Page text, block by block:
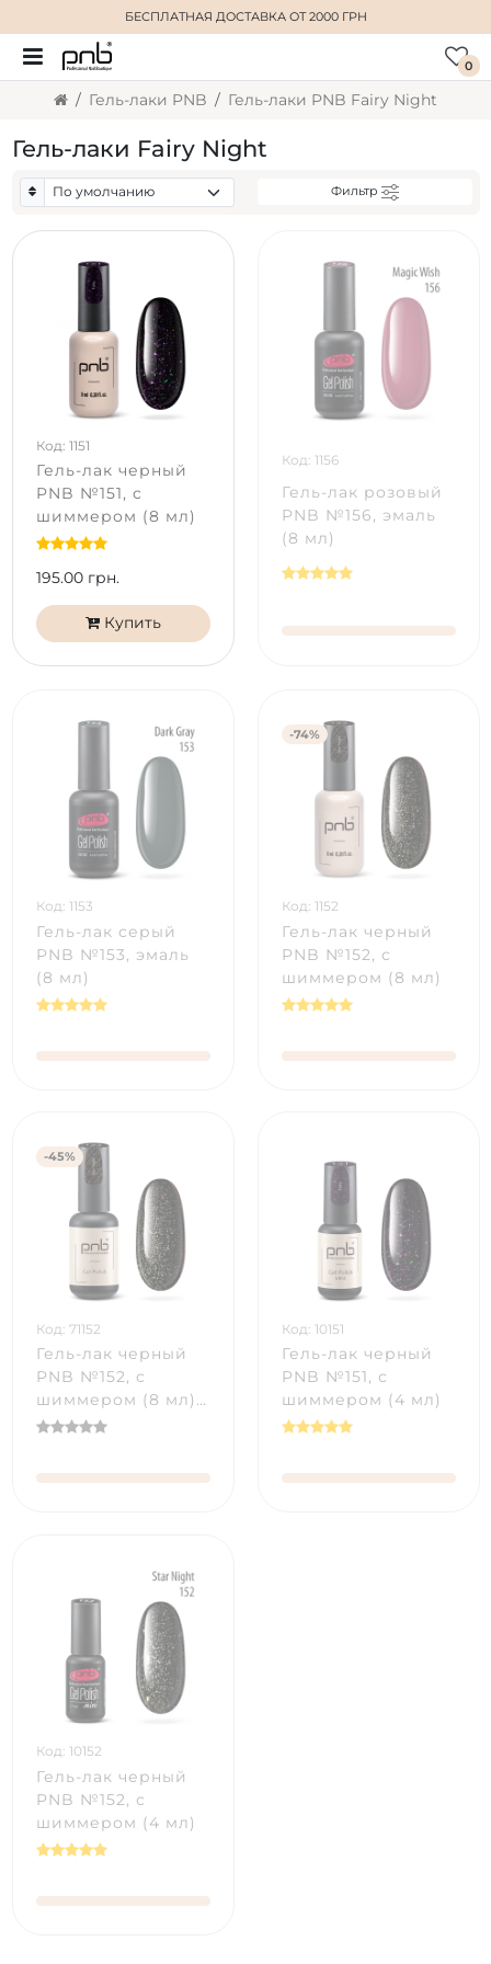
БЕСПЛАТНАЯ ДОСТАВКАОТ 2000 ГРН
0
Гель-лаки PNB Гель-лаки PNB Fairy Night
Гель-лаки Fairy Night
Фильтр
Код: 1151
Гель-лак черный
PNB №151, с
шиммером (8 мл)
195.00 грн.
Купить
Код: 1156
Гель-лак розовый
PNB №156, эмаль
(8 мл)
Код: 1153
Гель-лак серый
PNB №153, эмаль
(8 мл)
-74%
Код: 1152
Гель-лак черный
PNB №152, с
шиммером (8 мл)
-45%
Код: 71152
Гель-лак черный
PNB №152, с
шиммером (8 мл),
черный флакон
Код: 10151
Гель-лак черный
PNB №151, с
шиммером (4 мл)
Код: 10152
Гель-лак черный
PNB №152, с
шиммером (4 мл)